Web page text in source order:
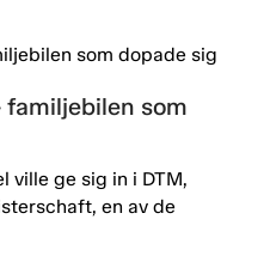
familjebilen som
ville ge sig in i DTM,
en av de